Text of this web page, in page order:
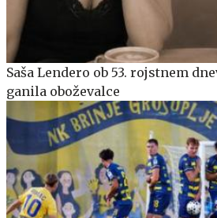
Saša Lendero ob 53. rojstnem
ganila oboževalce